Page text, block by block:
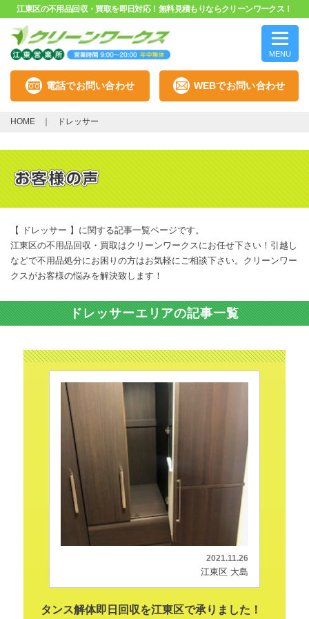
江東区の不用品回収・買取を即日対応！無料見積もりならクリーンワークス！
MENU
電話でお問い合わせ WEBでお問い合わせ
HOME ドレッサー
【 ドレッサー 】に関する記事一覧ページです。
江東区の不用品回収・買取はクリーンワークスにお任せ下さい！引越し
などで不用品処分にお困りの方はお気軽にご相談下さい。クリーンワー
クスがお客様の悩みを解決致します！
ドレッサーエリアの記事一覧
2021.11.26
江東区 大島
タンス解体即日回収を江東区で承りました！